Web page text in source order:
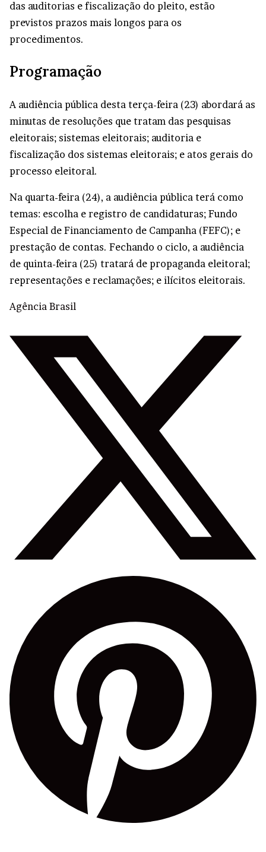
das auditorias e fiscalização do pleito, estão
previstos prazos mais longos para os
procedimentos.
Programação
A audiência pública desta terça-feira (23) abordará as
minutas de resoluções que tratam das pesquisas
eleitorais; sistemas eleitorais; auditoria e
fiscalização dos sistemas eleitorais; e atos gerais do
processo eleitoral.
Na quarta-feira (24), a audiência pública terá como
temas: escolha e registro de candidaturas; Fundo
Especial de Financiamento de Campanha (FEFC); e
prestação de contas. Fechando o ciclo, a audiência
de quinta-feira (25) tratará de propaganda eleitoral;
representações e reclamações; e ilícitos eleitorais.
Agência Brasil